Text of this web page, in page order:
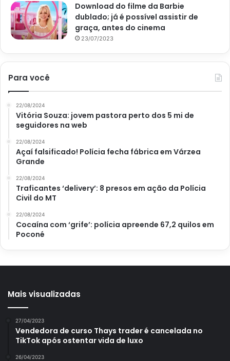
Enfim está pronto, mais uma receita simples e deliciosa
para fazer na sua casa ou onde estiver, não perca essa
receita de vista, e faça para comemorar uma data
familiares. Bom apetite.
Avalie este post post
como fazer macarrão
macarrão com molho de tomate e manjericão
molho de tomate
Download do filme da Barbie
dublado; já é possível assistir de
graça, antes do cinema
23/07/2023
Para você
22/08/2024
Vitória Souza: jovem pastora perto dos 5 mi de
seguidores na web
22/08/2024
Açaí falsificado! Polícia fecha fábrica em Várzea
Grande
22/08/2024
Traficantes ‘delivery’: 8 presos em ação da Polícia
Civil do MT
22/08/2024
Cocaína com ‘grife’: polícia apreende 67,2 quilos em
Poconé
Mais visualizadas
27/04/2023
Vendedora de curso Thays trader é cancelada no
TikTok após ostentar vida de luxo
26/04/2023